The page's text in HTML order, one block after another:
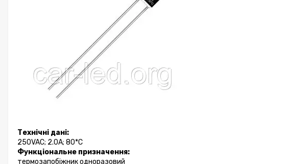
Технічні дані:
250VAC; 2.0A; 80*C
Функціональне призначення:
термозапобіжник одноразовий